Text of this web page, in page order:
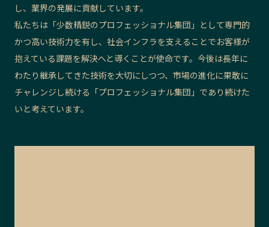
し、業界の発展に貢献しています。
私たちは「少数精鋭のプロフェッショナル集団」として専門的
かつ高い技術力を有し、社会インフラを支えることでお客様が
抱えている課題を解決へと導くことが使命です。今後は長年に
わたり継承してきた技術を大切にしつつ、市場の進化に果敢に
チャレンジし続ける「プロフェッショナル集団」であり続けた
いと考えています。